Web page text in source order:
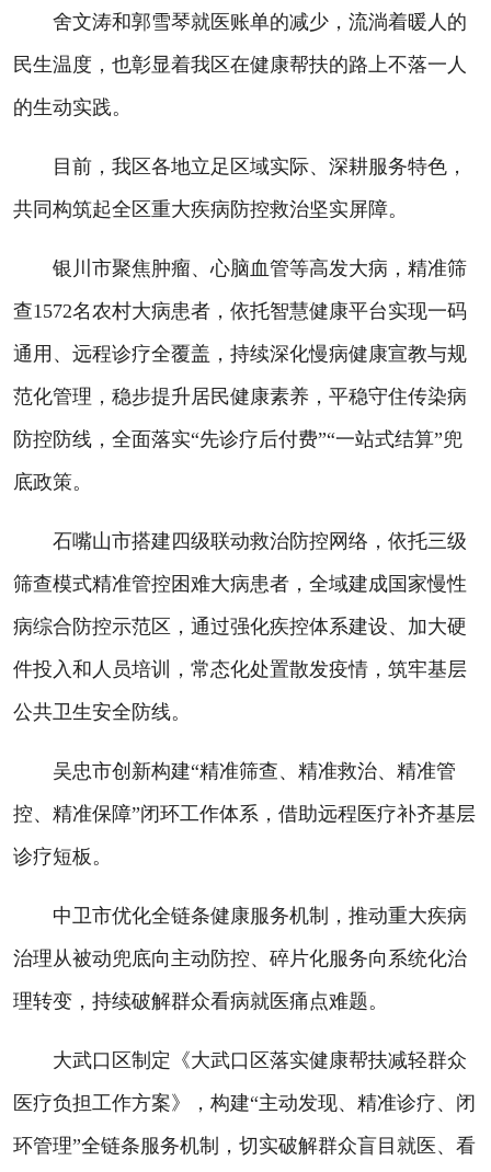
舍文涛和郭雪琴就医账单的减少，流淌着暖人的
民生温度，也彰显着我区在健康帮扶的路上不落一人
的生动实践。
目前，我区各地立足区域实际、深耕服务特色，
共同构筑起全区重大疾病防控救治坚实屏障。
银川市聚焦肿瘤、心脑血管等高发大病，精准筛
查1572名农村大病患者，依托智慧健康平台实现一码
通用、远程诊疗全覆盖，持续深化慢病健康宣教与规
范化管理，稳步提升居民健康素养，平稳守住传染病
防控防线，全面落实“先诊疗后付费”“一站式结算”兜
底政策。
石嘴山市搭建四级联动救治防控网络，依托三级
筛查模式精准管控困难大病患者，全域建成国家慢性
病综合防控示范区，通过强化疾控体系建设、加大硬
件投入和人员培训，常态化处置散发疫情，筑牢基层
公共卫生安全防线。
吴忠市创新构建“精准筛查、精准救治、精准管
控、精准保障”闭环工作体系，借助远程医疗补齐基层
诊疗短板。
中卫市优化全链条健康服务机制，推动重大疾病
治理从被动兜底向主动防控、碎片化服务向系统化治
理转变，持续破解群众看病就医痛点难题。
大武口区制定《大武口区落实健康帮扶减轻群众
医疗负担工作方案》，构建“主动发现、精准诊疗、闭
环管理”全链条服务机制，切实破解群众盲目就医、看